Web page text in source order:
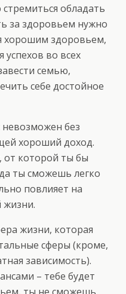
обладать
за здоровьем нужно
хорошим здоровьем,
во всех
семью,
себе достойное
без
хороший доход.
от которой ты бы
ты сможешь легко
повлияет на
жизни.
жизни, которая
сферы (кроме,
зависимость).
– тебе будет